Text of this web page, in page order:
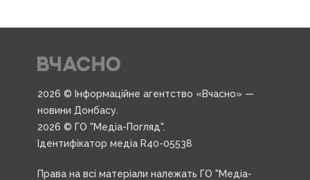
2026 © Інформаційне агентство «Вчасно» —
новини Донбасу.
2026 © ГО "Медіа-Погляд".
Ідентифікатор медіа R40-05538
Права на всі матеріали належать ГО "Медіа-